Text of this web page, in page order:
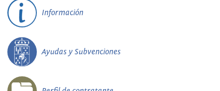
Información
Ayudas y Subvenciones